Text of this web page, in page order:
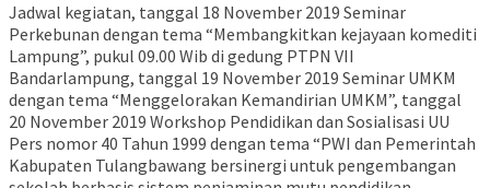
Jadwal kegiatan, tanggal 18 November 2019 Seminar
Perkebunan dengan tema “Membangkitkan kejayaan komediti
Lampung”, pukul 09.00 Wib di gedung PTPN VII
Bandarlampung, tanggal 19 November 2019 Seminar UMKM
dengan tema “Menggelorakan Kemandirian UMKM”, tanggal
20 November 2019 Workshop Pendidikan dan Sosialisasi UU
Pers nomor 40 Tahun 1999 dengan tema “PWI dan Pemerintah
Kabupaten Tulangbawang bersinergi untuk pengembangan